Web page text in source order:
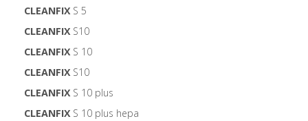
CLEANFIXS 5
CLEANFIXS10
CLEANFIXS 10
CLEANFIXS10
CLEANFIXS 10 plus
CLEANFIXS 10 plus hepa